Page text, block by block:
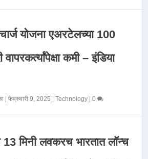
योजना एअरटेलच्या 100
कमी – इंडिया
|फेब्रुवारी 9, 2025 |Technology |0
मिनी लवकरच भारतात लॉन्च